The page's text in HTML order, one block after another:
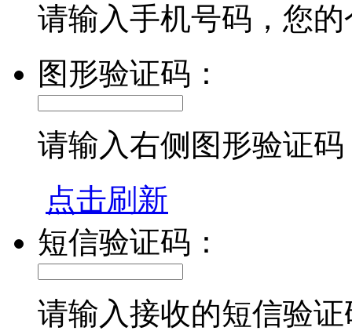
请输入手机号码，您
图形验证码：
请输入右侧图形验证码
点击刷新
短信验证码：
请输入接收的短信验证